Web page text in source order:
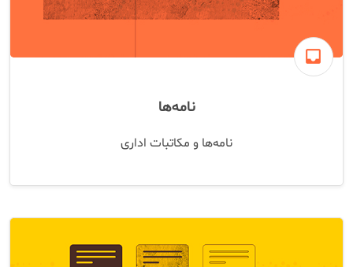
inbox
نامه‌ها
نامه‌ها و مکاتبات اداری